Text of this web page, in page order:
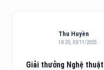
Thu Huyền
18:25, 03/11/2025
Giải thưởng Nghệ